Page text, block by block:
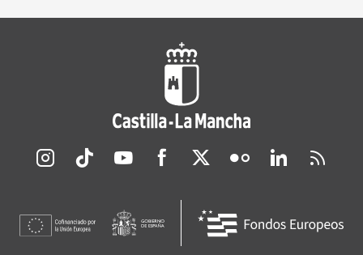
Redes sociales JCCM